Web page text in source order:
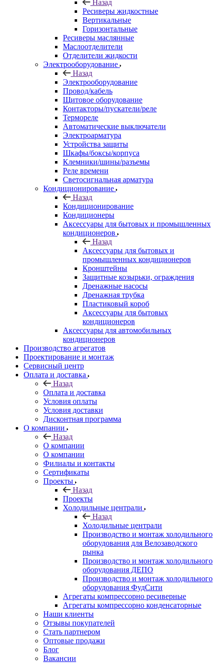
Назад
Ресиверы жидкостные
Вертикальные
Горизонтальные
Ресиверы маслянные
Маслоотделители
Отделители жидкости
Электрооборудование
Назад
Электрооборудование
Провод/кабель
Щитовое оборудование
Контакторы/пускатели/реле
Термореле
Автоматические выключатели
Электроарматура
Устройства защиты
Шкафы/боксы/корпуса
Клемники/шины/разъемы
Реле времени
Светосигнальная арматура
Кондиционирование
Назад
Кондиционирование
Кондиционеры
Аксессуары для бытовых и промышленных
кондиционеров
Назад
Аксессуары для бытовых и
промышленных кондиционеров
Кронштейны
Защитные козырьки, ограждения
Дренажные насосы
Дренажная трубка
Пластиковый короб
Аксессуары для бытовых
кондиционеров
Аксессуары для автомобильных
кондиционеров
Производство агрегатов
Проектирование и монтаж
Сервисный центр
Оплата и доставка
Назад
Оплата и доставка
Условия оплаты
Условия доставки
Дисконтная программа
О компании
Назад
О компании
О компании
Филиалы и контакты
Сертификаты
Проекты
Назад
Проекты
Холодильные централи
Назад
Холодильные централи
Производство и монтаж холодильного
оборудования для Велозаводского
рынка
Производство и монтаж холодильного
оборудования ДЕПО
Производство и монтаж холодильного
оборудования ФудСити
Агрегаты компрессорно ресиверные
Агрегаты компрессорно конденсаторные
Наши клиенты
Отзывы покупателей
Стать партнером
Оптовые продажи
Блог
Вакансии